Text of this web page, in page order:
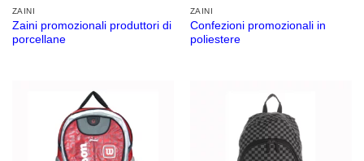
ZAINI
Zaini promozionali produttori di
porcellane
ZAINI
Confezioni promozionali in
poliestere